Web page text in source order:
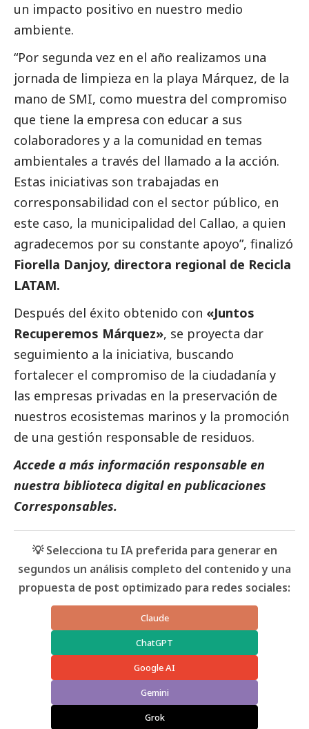
un impacto positivo en nuestro medio
ambiente.
“Por segunda vez en el año realizamos una
jornada de limpieza en la playa Márquez, de la
mano de SMI, como muestra del compromiso
que tiene la empresa con educar a sus
colaboradores y a la comunidad en temas
ambientales a través del llamado a la acción.
Estas iniciativas son trabajadas en
corresponsabilidad con el sector público, en
este caso, la municipalidad del Callao, a quien
agradecemos por su constante apoyo”, finalizó
Fiorella Danjoy, directora regional de Recicla
LATAM.
Después del éxito obtenido con «Juntos
Recuperemos Márquez», se proyecta dar
seguimiento a la iniciativa, buscando
fortalecer el compromiso de la ciudadanía y
las empresas privadas en la preservación de
nuestros ecosistemas marinos y la promoción
de una gestión responsable de residuos.
Accede a más información responsable en
nuestra biblioteca digital en publicaciones
Corresponsables.
💡 Selecciona tu IA preferida para generar en
segundos un análisis completo del contenido y una
propuesta de post optimizado para redes sociales:
Claude
ChatGPT
Google AI
Gemini
Grok